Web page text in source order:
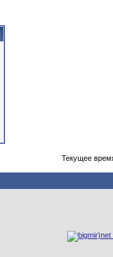
Текущее